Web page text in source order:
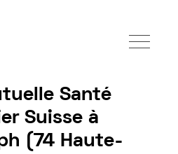
Santé
Suisse à
(74 Haute-